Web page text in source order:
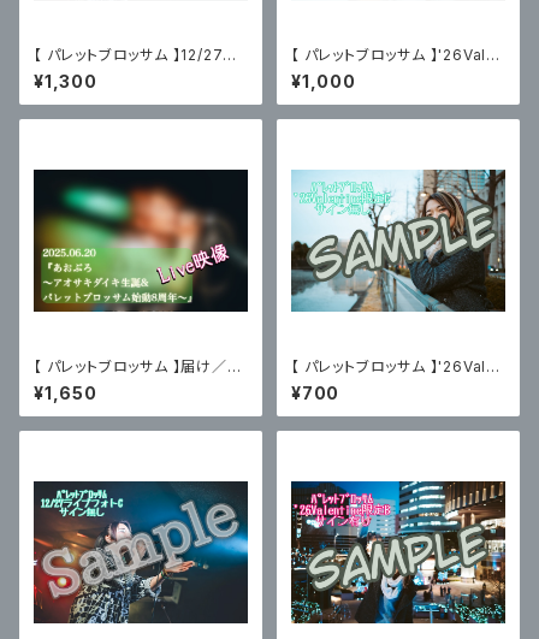
【 パレットブロッサム 】12/27主
催ライブフォトC〈サイン有〉
¥1,300
【 パレットブロッサム 】'26Vale
ntine限定ブロマイドC〈サイン
有〉
¥1,000
【 パレットブロッサム 】届け／あ
おぶろ（2025.06.20）限定ブロ
マイド付
¥1,650
【 パレットブロッサム 】'26Vale
ntine限定ブロマイドC〈サイン
無〉
¥700